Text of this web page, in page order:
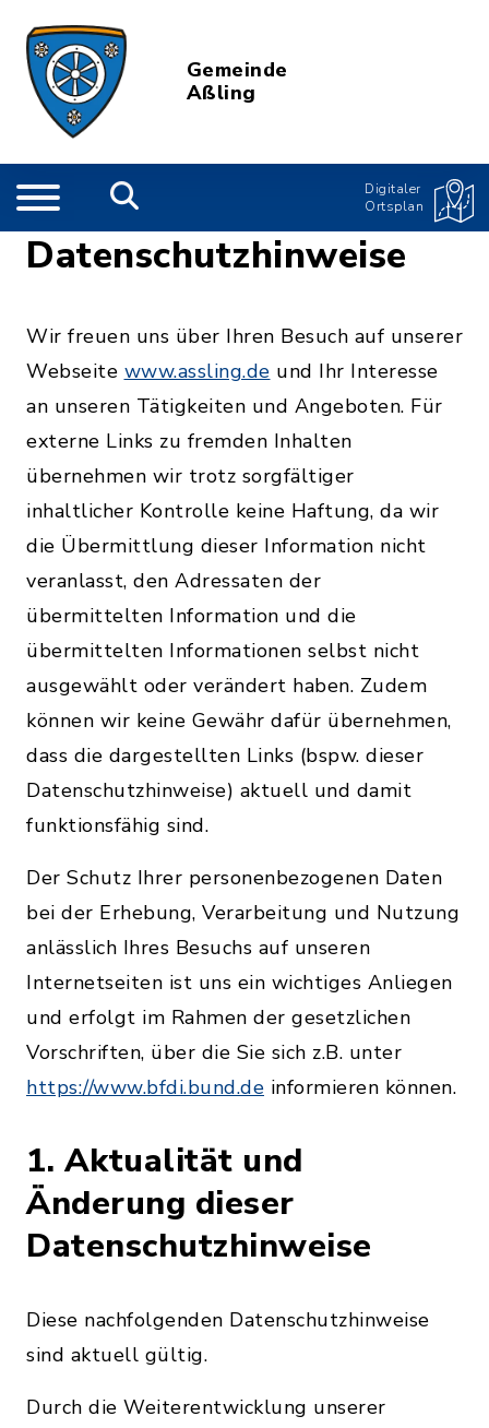
Gemeinde
Aßling
Digitaler
Ortsplan
Datenschutzhinweise
Wir freuen uns über Ihren Besuch auf unserer
Webseite www.assling.de und Ihr Interesse
an unseren Tätigkeiten und Angeboten. Für
externe Links zu fremden Inhalten
übernehmen wir trotz sorgfältiger
inhaltlicher Kontrolle keine Haftung, da wir
die Übermittlung dieser Information nicht
veranlasst, den Adressaten der
übermittelten Information und die
übermittelten Informationen selbst nicht
ausgewählt oder verändert haben. Zudem
können wir keine Gewähr dafür übernehmen,
dass die dargestellten Links (bspw. dieser
Datenschutzhinweise) aktuell und damit
funktionsfähig sind.
Der Schutz Ihrer personenbezogenen Daten
bei der Erhebung, Verarbeitung und Nutzung
anlässlich Ihres Besuchs auf unseren
Internetseiten ist uns ein wichtiges Anliegen
und erfolgt im Rahmen der gesetzlichen
Vorschriften, über die Sie sich z.B. unter
https://www.bfdi.bund.de informieren können.
1. Aktualität und
Änderung dieser
Datenschutzhinweise
Diese nachfolgenden Datenschutzhinweise
sind aktuell gültig.
Durch die Weiterentwicklung unserer